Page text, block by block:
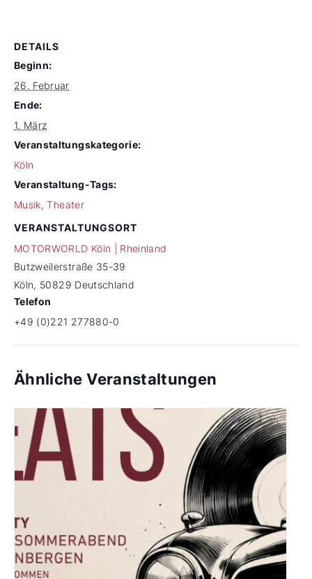
DETAILS
Beginn:
26. Februar
Ende:
1. März
Veranstaltungskategorie:
Köln
Veranstaltung-Tags:
Musik,Theater
VERANSTALTUNGSORT
MOTORWORLD Köln | Rheinland
Butzweilerstraße 35-39
Köln, 50829 Deutschland
Telefon
+49 (0)221 277880-0
Ähnliche Veranstaltungen